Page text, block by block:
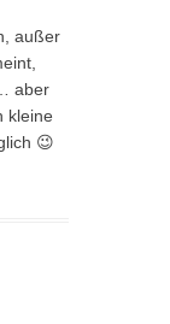
außer
aber
kleine
😉